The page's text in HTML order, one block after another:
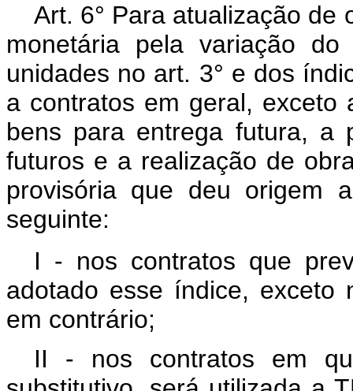
Art. 6° Para atualização de
monetária pela variação
unidades no art. 3° e dos
a contratos em geral, exceto
bens para entrega futura, a
futuros e a realização de
provisória que deu origem
seguinte:
I - nos contratos que
adotado esse índice, exceto
em contrário;
II - nos contratos em